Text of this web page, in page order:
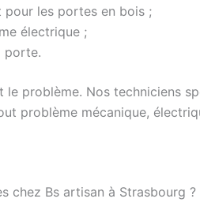
pour les portes en bois ;
électrique ;
porte.
problème. Nos techniciens
problème mécanique,
chez Bs artisan à Strasbourg ?